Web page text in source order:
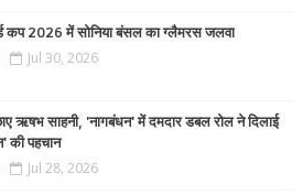
कप 2026 में सोनिया बंसल का ग्लैमरस जलवा
Jul 30, 2026
ऋषभ साहनी, 'नागबंधन' में दमदार डबल रोल ने दिलाई
की पहचान
Jul 28, 2026